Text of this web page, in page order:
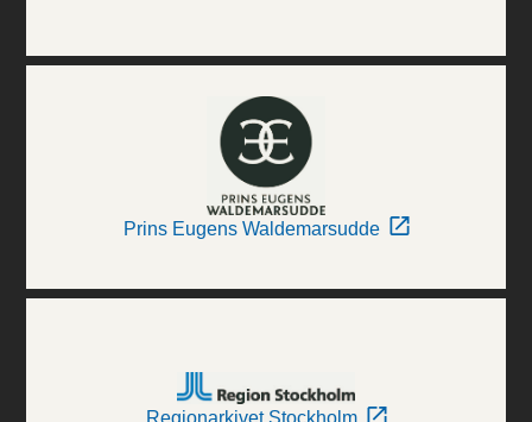
Prins Eugens Waldemarsudde
Regionarkivet Stockholm